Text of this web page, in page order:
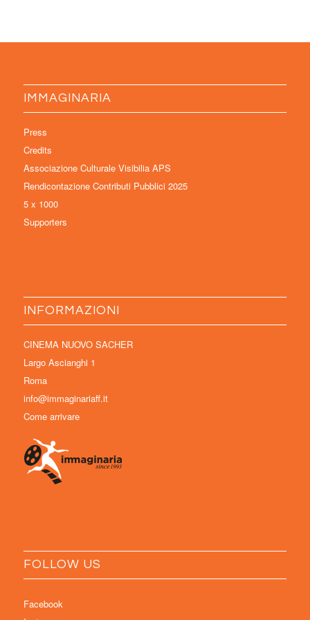
IMMAGINARIA
Press
Credits
Associazione Culturale Visibilia APS
Rendicontazione Contributi Pubblici 2025
5 x 1000
Supporters
INFORMAZIONI
CINEMA NUOVO SACHER
Largo Ascianghi 1
Roma
info@immaginariaff.it
Come arrivare
FOLLOW US
Facebook